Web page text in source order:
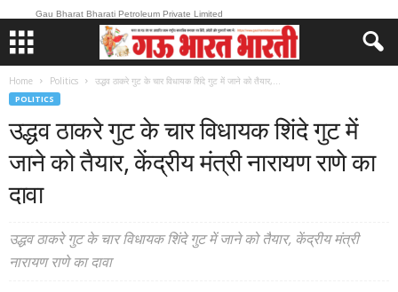
Gau Bharat Bharati Petroleum Private Limited
Home Politics उद्धव ठाकरे गुट के चार विधायक शिंदे गुट में जाने को तैयार,...
POLITICS
उद्धव ठाकरे गुट के चार विधायक शिंदे गुट में
जाने को तैयार, केंद्रीय मंत्री नारायण राणे का
दावा
उद्धव ठाकरे गुट के चार विधायक शिंदे गुट में जाने को तैयार, केंद्रीय मंत्री
नारायण राणे का दावा